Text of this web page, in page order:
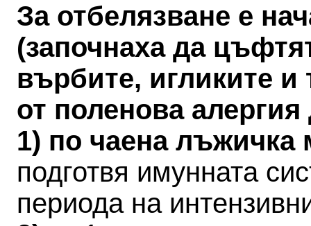
За отбелязване е
(започнаха да
върбите, игликите
от поленова
1) по чаена
подготвя имунната
периода на